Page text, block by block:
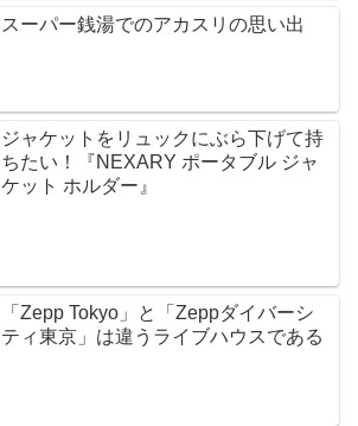
スーパー銭湯でのアカスリの思い出
ジャケットをリュックにぶら下げて持
ちたい！『NEXARY ポータブル ジャ
ケット ホルダー』
「Zepp Tokyo」と「Zeppダイバーシ
ティ東京」は違うライブハウスである